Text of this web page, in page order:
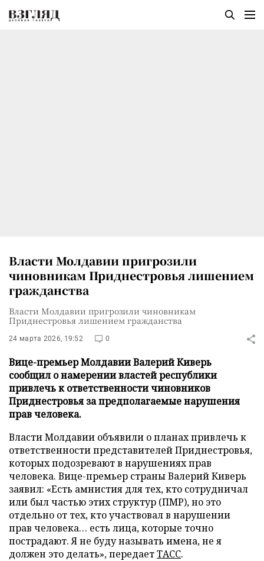
Власти Молдавии пригрозили
чиновникам Приднестровья лишением
гражданства
Власти Молдавии пригрозили чиновникам
Приднестровья лишением гражданства
24 марта 2026, 19:52 0
Вице-премьер Молдавии Валерий Киверь
сообщил о намерении властей республики
привлечь к ответственности чиновников
Приднестровья за предполагаемые нарушения
прав человека.
Власти Молдавии объявили о планах привлечь к
ответственности представителей Приднестровья,
которых подозревают в нарушениях прав
человека. Вице-премьер страны Валерий Киверь
заявил: «Есть амнистия для тех, кто сотрудничал
или был частью этих структур (ПМР), но это
отдельно от тех, кто участвовал в нарушении
прав человека… есть лица, которые точно
пострадают. Я не буду называть имена, не я
должен это делать», передаетТАСС.